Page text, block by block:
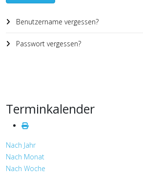
Benutzername vergessen?
Passwort vergessen?
Terminkalender
Nach Jahr
Nach Monat
Nach Woche